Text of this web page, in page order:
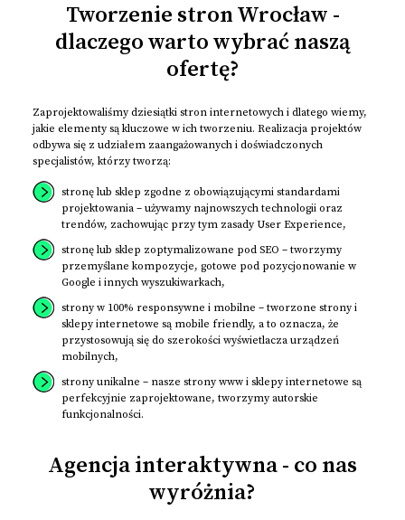
Tworzenie stron Wrocław -
dlaczego warto wybrać naszą
ofertę?
Zaprojektowaliśmy dziesiątki stron internetowych i dlatego wiemy,
jakie elementy są kluczowe w ich tworzeniu. Realizacja projektów
odbywa się z udziałem zaangażowanych i doświadczonych
specjalistów, którzy tworzą:
stronę lub sklep zgodne z obowiązującymi standardami
projektowania – używamy najnowszych technologii oraz
trendów, zachowując przy tym zasady User Experience,
stronę lub sklep zoptymalizowane pod SEO – tworzymy
przemyślane kompozycje, gotowe pod pozycjonowanie w
Google i innych wyszukiwarkach,
strony w 100% responsywne i mobilne – tworzone strony i
sklepy internetowe są mobile friendly, a to oznacza, że
przystosowują się do szerokości wyświetlacza urządzeń
mobilnych,
strony unikalne – nasze strony www i sklepy internetowe są
perfekcyjnie zaprojektowane, tworzymy autorskie
funkcjonalności.
Agencja interaktywna - co nas
wyróżnia?